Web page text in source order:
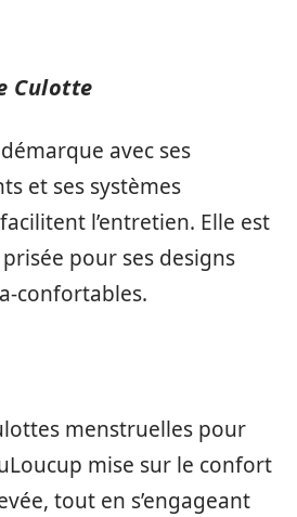
Culotte
avec ses
et ses systèmes
l’entretien. Elle est
pour ses designs
confortables.
menstruelles pour
mise sur le confort
tout en s’engageant